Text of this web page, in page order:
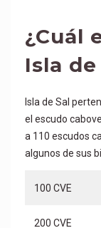
¿Cuál
Isla de
Isla de Sal
el escudo
a 110 escudos
algunos de sus
100 CVE
200 CVE